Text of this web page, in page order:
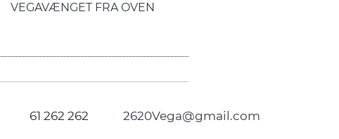
VEGAVÆNGET FRA OVEN
61 262 262 2620Vega@gmail.com